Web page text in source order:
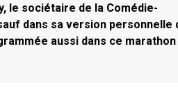
le sociétaire de la Comédie-
dans sa version personnelle
aussi dans ce marathon